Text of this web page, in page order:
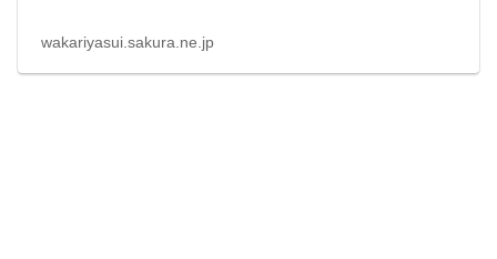
wakariyasui.sakura.ne.jp